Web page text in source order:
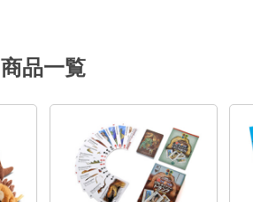
商品一覧